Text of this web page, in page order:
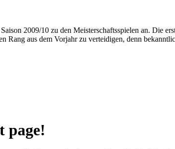
2009/10 zu den Meisterschaftsspielen an. Die
aus dem Vorjahr zu verteidigen, denn
page!